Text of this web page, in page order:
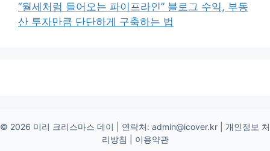
“월세처럼 들어오는 파이프라인” 블로그 수익, 부동
산 투자만큼 단단하게 구축하는 법
© 2026 미리 크리스마스 데이 | 연락처: admin@icover.kr
개인정보 처
리방침
이용약관